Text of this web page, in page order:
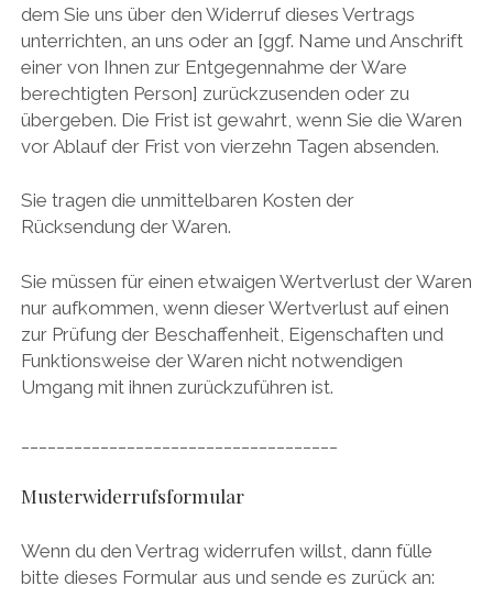
dem Sie uns über den Widerruf dieses Vertrags
unterrichten, an uns oder an [ggf. Name und Anschrift
einer von Ihnen zur Entgegennahme der Ware
berechtigten Person] zurückzusenden oder zu
übergeben. Die Frist ist gewahrt, wenn Sie die Waren
vor Ablauf der Frist von vierzehn Tagen absenden.
Sie tragen die unmittelbaren Kosten der
Rücksendung der Waren.
Sie müssen für einen etwaigen Wertverlust der Waren
nur aufkommen, wenn dieser Wertverlust auf einen
zur Prüfung der Beschaffenheit, Eigenschaften und
Funktionsweise der Waren nicht notwendigen
Umgang mit ihnen zurückzuführen ist.
Musterwiderrufsformular
Wenn du den Vertrag widerrufen willst, dann fülle
bitte dieses Formular aus und sende es zurück an: